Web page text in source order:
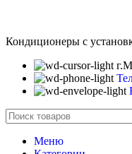
Кондиционеры с
Меню